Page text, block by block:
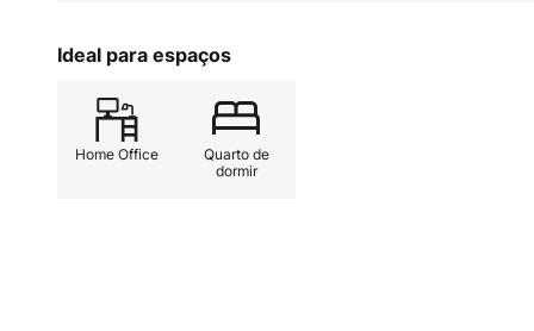
Ideal para espaços
Home Office
Quarto de
dormir